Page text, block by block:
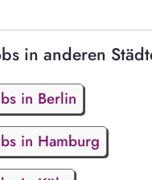
in anderen
in Berlin
in Hamburg